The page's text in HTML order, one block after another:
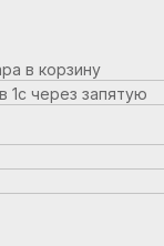
в корзину
1с через запятую